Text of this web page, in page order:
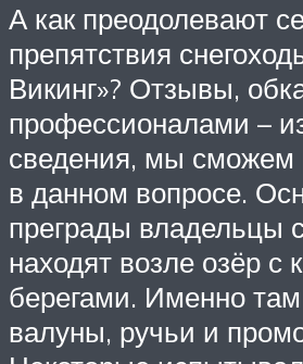
А как преодолевают
препятствия
Викинг»? Отзывы,
профессионалами –
сведения, мы сможем
в данном вопросе.
преграды владельцы
находят возле озёр с
берегами. Именно
валуны, ручьи и